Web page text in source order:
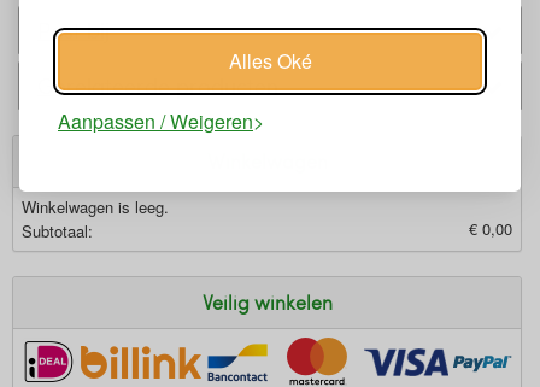
Alles Oké
Aanpassen / Weigeren
Past bij
Gerelateerde producten
Winkelwagen is leeg.
Subtotaal:
€ 0,00
Veilig winkelen